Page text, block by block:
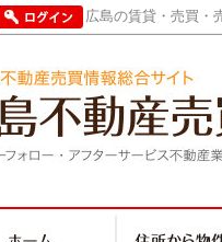
広島の賃貸・売買・